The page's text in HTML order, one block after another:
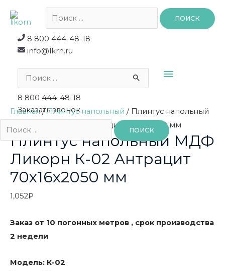
8 800 444-48-18
info@lkrn.ru
Поиск:
8 800 444-48-18
Заказать звонок
Поиск:
Поиск:
Главная/Плинтус напольный / Плинтус напольный
МДФ Ликорн К-02 Антрацит 70х16х2050 мм
Плинтус напольный МДФ
Ликорн К-02 Антрацит
70х16х2050 мм
1,052₽
Заказ от 10 погонных метров , срок производства
2 недели
Модель: К-02